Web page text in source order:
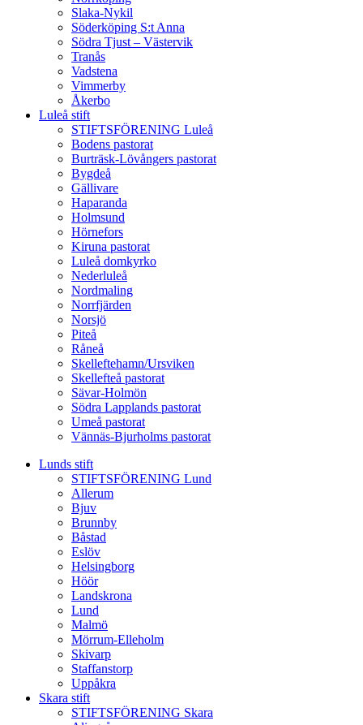
Slaka-Nykil
Söderköping S:t Anna
Södra Tjust – Västervik
Tranås
Vadstena
Vimmerby
Åkerbo
Luleå stift
STIFTSFÖRENING Luleå
Bodens pastorat
Burträsk-Lövångers pastorat
Bygdeå
Gällivare
Haparanda
Holmsund
Hörnefors
Kiruna pastorat
Luleå domkyrko
Nederluleå
Nordmaling
Norrfjärden
Norsjö
Piteå
Råneå
Skelleftehamn/Ursviken
Skellefteå pastorat
Sävar-Holmön
Södra Lapplands pastorat
Umeå pastorat
Vännäs-Bjurholms pastorat
Lunds stift
STIFTSFÖRENING Lund
Allerum
Bjuv
Brunnby
Båstad
Eslöv
Helsingborg
Höör
Landskrona
Lund
Malmö
Mörrum-Elleholm
Skivarp
Staffanstorp
Uppåkra
Skara stift
STIFTSFÖRENING Skara